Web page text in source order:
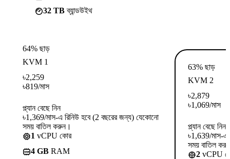
32 TBব্যান্ডউইথ
64% ছাড়
KVM 1
৳2,259
৳819/মাস
প্ল্যান বেছে নিন
৳1,369/মাস-এ রিনিউ হবে (2 বছরের জন্য) যেকোনো
সময় বাতিল করুন।
1 vCPU কোর
4 GB RAM
63% ছাড়
KVM 2
৳2,879
৳1,069/মাস
প্ল্যান বেছে নিন
৳1,639/মাস-এ
সময় বাতিল
2 vCPU